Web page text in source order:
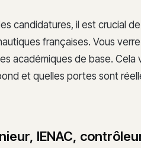
candidatures, il est crucial
françaises. Vous
académiques de base. Cela
et quelles portes sont
IENAC,